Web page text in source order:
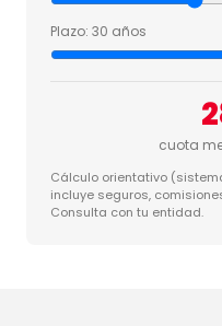
Plazo: 30 años
cuota
Cálculo orientativo
incluye seguros,
Consulta con tu entidad.